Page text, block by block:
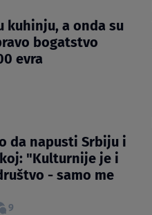
kuhinju, a onda su
bogatstvo
evra
da napusti Srbiju i
"Kulturnije je i
- samo me
9